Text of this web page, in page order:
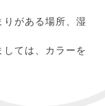
がある場所、湿
ては、カラーを